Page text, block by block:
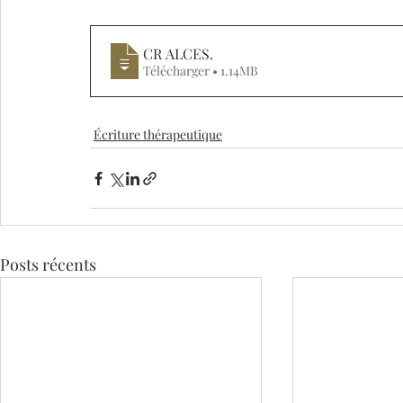
CR ALCES.
Télécharger • 1.14MB
Écriture thérapeutique
Posts récents